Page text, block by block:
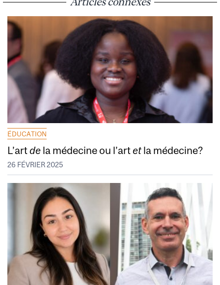
ÉDUCATION
L’artde la médecine ou l’artet la médecine?
26 FÉVRIER 2025